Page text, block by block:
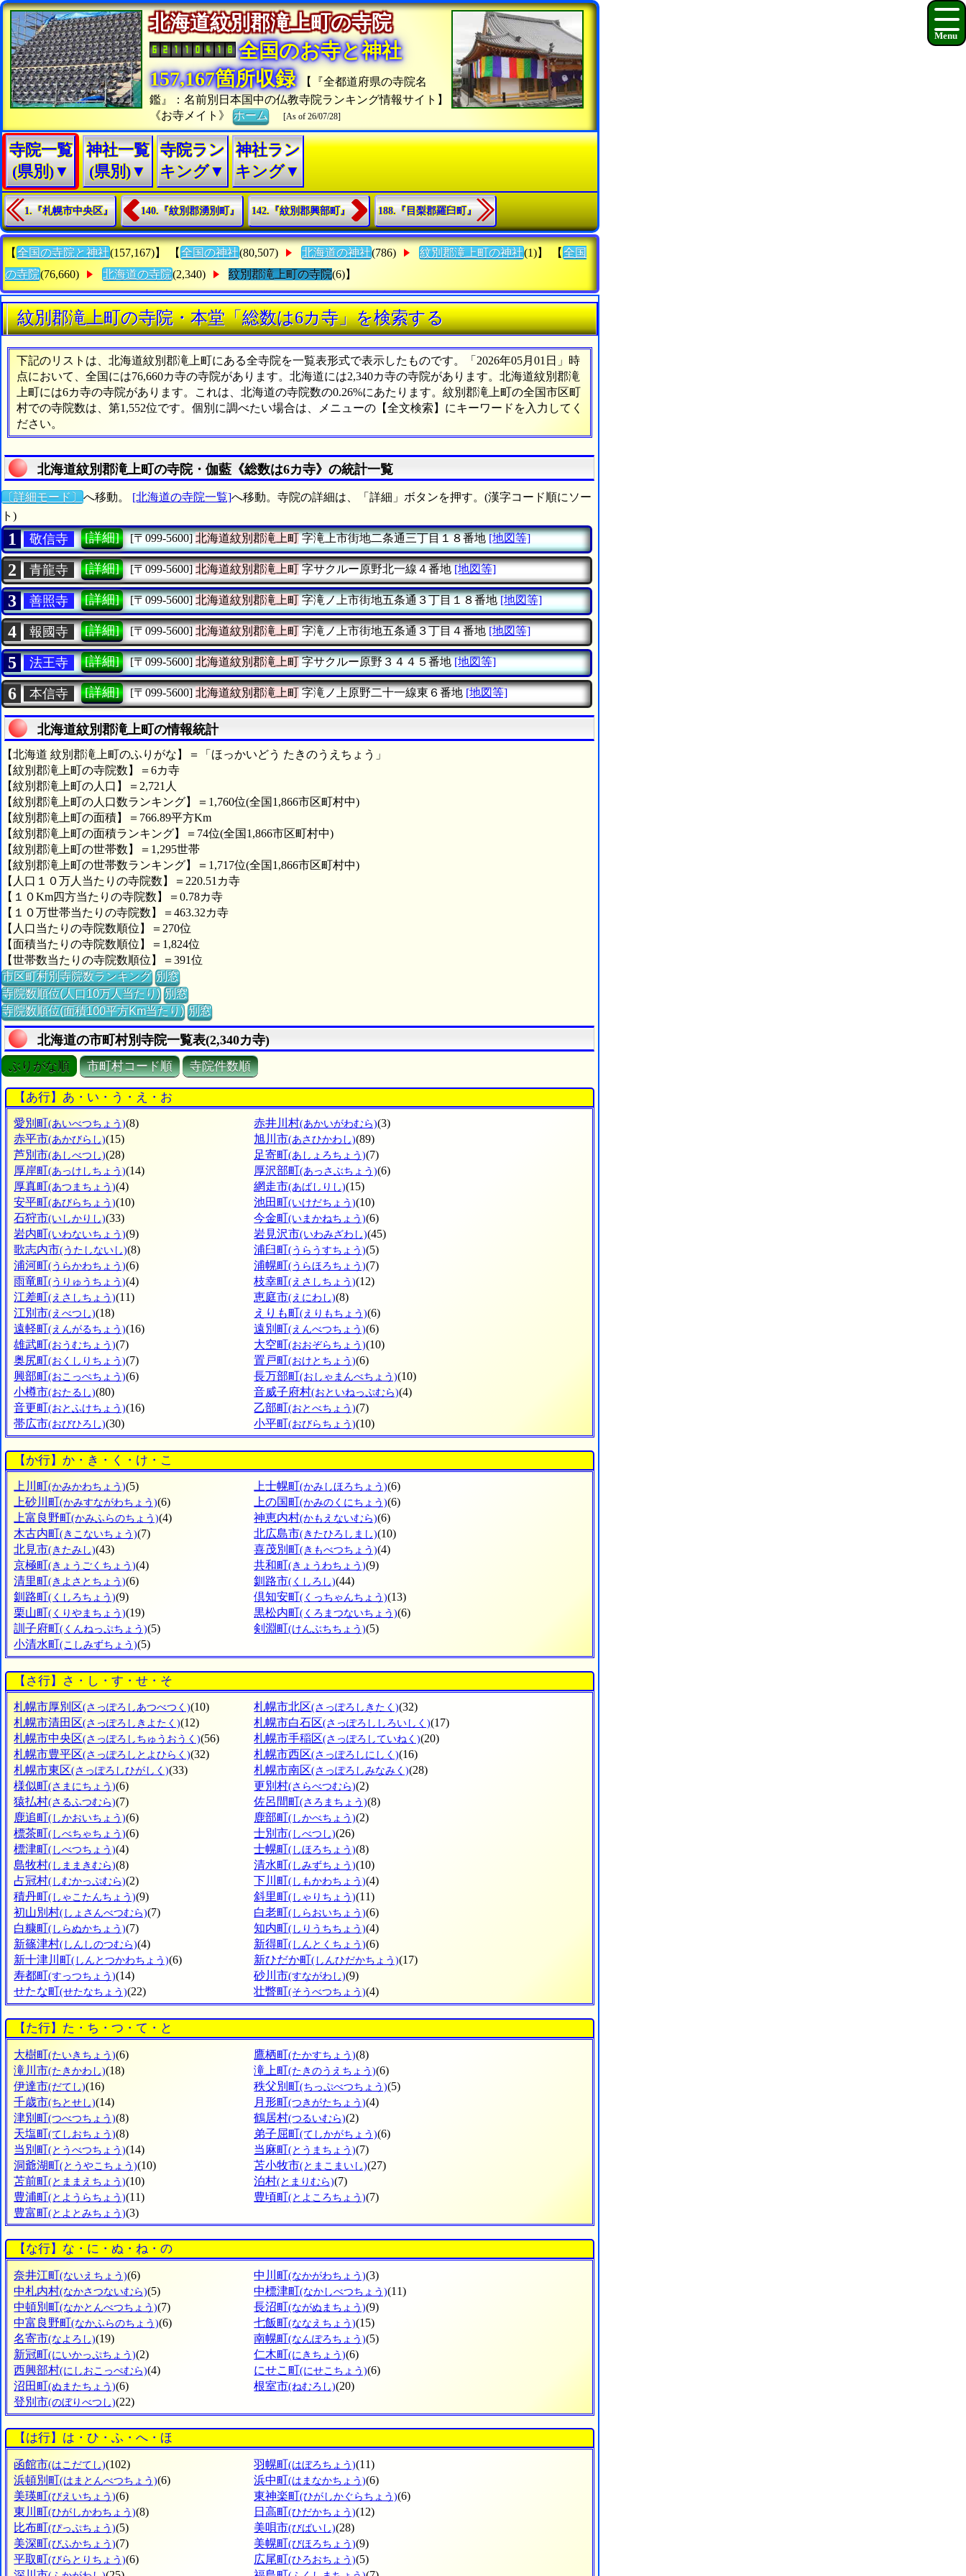
北海道紋別郡滝上町の寺院
全国のお寺と神社
157,167箇所収録
【『全都道府県の寺院名
鑑』：名前別日本国中の仏教寺院ランキング情報サイト】
《お寺メイト》ホーム [As of 26/07/28]
寺院一覧
(県別)▼
神社一覧
(県別)▼
寺院ラン
キング▼
神社ラン
キング▼
1.『札幌市中央区』 140.『紋別郡湧別町』 142.『紋別郡興部町』 188.『目梨郡羅臼町』
【 全国の寺院と神社(157,167)】 【 全国の神社(80,507) 北海道の神社(786) 紋別郡滝上町の神社(1)】 【 全国
の寺院(76,660) 北海道の寺院(2,340) 紋別郡滝上町の寺院(6)】
紋別郡滝上町の寺院・本堂「総数は6カ寺」を検索する
下記のリストは、北海道紋別郡滝上町にある全寺院を一覧表形式で表示したものです。「2026年05月01日」時
点において、全国には76,660カ寺の寺院があります。北海道には2,340カ寺の寺院があります。北海道紋別郡滝
上町には6カ寺の寺院があります。これは、北海道の寺院数の0.26%にあたります。紋別郡滝上町の全国市区町
村での寺院数は、第1,552位です。個別に調べたい場合は、メニューの【全文検索】にキーワードを入力してく
ださい。
北海道紋別郡滝上町の寺院・伽藍《総数は6カ寺》の統計一覧
〔詳細モード〕 へ移動。 [北海道の寺院一覧]へ移動。寺院の詳細は、「詳細」ボタンを押す。(漢字コード順にソー
ト)
1 敬信寺 [詳細] [〒099-5600] 北海道紋別郡滝上町字滝上市街地二条通三丁目１８番地 [地図等]
2 青龍寺 [詳細] [〒099-5600] 北海道紋別郡滝上町字サクルー原野北一線４番地 [地図等]
3 善照寺 [詳細] [〒099-5600] 北海道紋別郡滝上町字滝ノ上市街地五条通３丁目１８番地 [地図等]
4 報國寺 [詳細] [〒099-5600] 北海道紋別郡滝上町字滝ノ上市街地五条通３丁目４番地 [地図等]
5 法王寺 [詳細] [〒099-5600] 北海道紋別郡滝上町字サクルー原野３４４５番地 [地図等]
6 本信寺 [詳細] [〒099-5600] 北海道紋別郡滝上町字滝ノ上原野二十一線東６番地 [地図等]
北海道紋別郡滝上町の情報統計
【北海道 紋別郡滝上町のふりがな】＝「ほっかいどう たきのうえちょう」
【紋別郡滝上町の寺院数】＝6カ寺
【紋別郡滝上町の人口】＝2,721人
【紋別郡滝上町の人口数ランキング】＝1,760位(全国1,866市区町村中)
【紋別郡滝上町の面積】＝766.89平方Km
【紋別郡滝上町の面積ランキング】＝74位(全国1,866市区町村中)
【紋別郡滝上町の世帯数】＝1,295世帯
【紋別郡滝上町の世帯数ランキング】＝1,717位(全国1,866市区町村中)
【人口１０万人当たりの寺院数】＝220.51カ寺
【１０Km四方当たりの寺院数】＝0.78カ寺
【１０万世帯当たりの寺院数】＝463.32カ寺
【人口当たりの寺院数順位】＝270位
【面積当たりの寺院数順位】＝1,824位
【世帯数当たりの寺院数順位】＝391位
市区町村別寺院数ランキング 別窓
寺院数順位(人口10万人当たり) 別窓
寺院数順位(面積100平方Km当たり) 別窓
北海道の市町村別寺院一覧表(2,340カ寺)
ぶりがな順 市町村コード順 寺院件数順
【あ行】あ・い・う・え・お
愛別町(あいべつちょう)(8) 赤井川村(あかいがわむら)(3)
赤平市(あかびらし)(15) 旭川市(あさひかわし)(89)
芦別市(あしべつし)(28) 足寄町(あしょろちょう)(7)
厚岸町(あっけしちょう)(14) 厚沢部町(あっさぶちょう)(6)
厚真町(あつまちょう)(4) 網走市(あばしりし)(15)
安平町(あびらちょう)(10) 池田町(いけだちょう)(10)
石狩市(いしかりし)(33) 今金町(いまかねちょう)(6)
岩内町(いわないちょう)(9) 岩見沢市(いわみざわし)(45)
歌志内市(うたしないし)(8) 浦臼町(うらうすちょう)(5)
浦河町(うらかわちょう)(6) 浦幌町(うらほろちょう)(7)
雨竜町(うりゅうちょう)(4) 枝幸町(えさしちょう)(12)
江差町(えさしちょう)(11) 恵庭市(えにわし)(8)
江別市(えべつし)(18) えりも町(えりもちょう)(6)
遠軽町(えんがるちょう)(16) 遠別町(えんべつちょう)(6)
雄武町(おうむちょう)(7) 大空町(おおぞらちょう)(10)
奥尻町(おくしりちょう)(7) 置戸町(おけとちょう)(6)
興部町(おこっぺちょう)(6) 長万部町(おしゃまんべちょう)(10)
小樽市(おたるし)(80) 音威子府村(おといねっぷむら)(4)
音更町(おとふけちょう)(16) 乙部町(おとべちょう)(7)
帯広市(おびひろし)(30) 小平町(おびらちょう)(10)
【か行】か・き・く・け・こ
上川町(かみかわちょう)(5) 上士幌町(かみしほろちょう)(6)
上砂川町(かみすながわちょう)(6) 上の国町(かみのくにちょう)(6)
上富良野町(かみふらのちょう)(4) 神恵内村(かもえないむら)(6)
木古内町(きこないちょう)(7) 北広島市(きたひろしまし)(10)
北見市(きたみし)(43) 喜茂別町(きもべつちょう)(4)
京極町(きょうごくちょう)(4) 共和町(きょうわちょう)(9)
清里町(きよさとちょう)(6) 釧路市(くしろし)(44)
釧路町(くしろちょう)(9) 倶知安町(くっちゃんちょう)(13)
栗山町(くりやまちょう)(19) 黒松内町(くろまつないちょう)(6)
訓子府町(くんねっぷちょう)(5) 剣淵町(けんぶちちょう)(5)
小清水町(こしみずちょう)(5)
【さ行】さ・し・す・せ・そ
札幌市厚別区(さっぽろしあつべつく)(10) 札幌市北区(さっぽろしきたく)(32)
札幌市清田区(さっぽろしきよたく)(12) 札幌市白石区(さっぽろししろいしく)(17)
札幌市中央区(さっぽろしちゅうおうく)(56) 札幌市手稲区(さっぽろしていねく)(20)
札幌市豊平区(さっぽろしとよひらく)(32) 札幌市西区(さっぽろしにしく)(16)
札幌市東区(さっぽろしひがしく)(33) 札幌市南区(さっぽろしみなみく)(28)
様似町(さまにちょう)(6) 更別村(さらべつむら)(2)
猿払村(さるふつむら)(7) 佐呂間町(さろまちょう)(8)
鹿追町(しかおいちょう)(6) 鹿部町(しかべちょう)(2)
標茶町(しべちゃちょう)(6) 士別市(しべつし)(26)
標津町(しべつちょう)(4) 士幌町(しほろちょう)(8)
島牧村(しままきむら)(8) 清水町(しみずちょう)(10)
占冠村(しむかっぷむら)(2) 下川町(しもかわちょう)(4)
積丹町(しゃこたんちょう)(9) 斜里町(しゃりちょう)(11)
初山別村(しょさんべつむら)(7) 白老町(しらおいちょう)(6)
白糠町(しらぬかちょう)(7) 知内町(しりうちちょう)(4)
新篠津村(しんしのつむら)(4) 新得町(しんとくちょう)(6)
新十津川町(しんとつかわちょう)(6) 新ひだか町(しんひだかちょう)(17)
寿都町(すっつちょう)(14) 砂川市(すながわし)(9)
せたな町(せたなちょう)(22) 壮瞥町(そうべつちょう)(4)
【た行】た・ち・つ・て・と
大樹町(たいきちょう)(6) 鷹栖町(たかすちょう)(8)
滝川市(たきかわし)(18) 滝上町(たきのうえちょう)(6)
伊達市(だてし)(16) 秩父別町(ちっぷべつちょう)(5)
千歳市(ちとせし)(14) 月形町(つきがたちょう)(4)
津別町(つべつちょう)(8) 鶴居村(つるいむら)(2)
天塩町(てしおちょう)(8) 弟子屈町(てしかがちょう)(6)
当別町(とうべつちょう)(14) 当麻町(とうまちょう)(7)
洞爺湖町(とうやこちょう)(10) 苫小牧市(とまこまいし)(27)
苫前町(とままえちょう)(10) 泊村(とまりむら)(7)
豊浦町(とようらちょう)(11) 豊頃町(とよころちょう)(7)
豊富町(とよとみちょう)(3)
【な行】な・に・ぬ・ね・の
奈井江町(ないえちょう)(6) 中川町(なかがわちょう)(3)
中札内村(なかさつないむら)(5) 中標津町(なかしべつちょう)(11)
中頓別町(なかとんべつちょう)(7) 長沼町(ながぬまちょう)(9)
中富良野町(なかふらのちょう)(6) 七飯町(ななえちょう)(15)
名寄市(なよろし)(19) 南幌町(なんぽろちょう)(5)
新冠町(にいかっぷちょう)(2) 仁木町(にきちょう)(6)
西興部村(にしおこっぺむら)(4) にせこ町(にせこちょう)(6)
沼田町(ぬまたちょう)(6) 根室市(ねむろし)(20)
登別市(のぼりべつし)(22)
【は行】は・ひ・ふ・へ・ほ
函館市(はこだてし)(102) 羽幌町(はぼろちょう)(11)
浜頓別町(はまとんべつちょう)(6) 浜中町(はまなかちょう)(6)
美瑛町(びえいちょう)(6) 東神楽町(ひがしかぐらちょう)(6)
東川町(ひがしかわちょう)(8) 日高町(ひだかちょう)(12)
比布町(ぴっぷちょう)(5) 美唄市(びばいし)(28)
美深町(びふかちょう)(7) 美幌町(びほろちょう)(9)
平取町(びらとりちょう)(6) 広尾町(ひろおちょう)(5)